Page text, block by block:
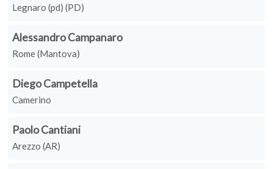
Legnaro (pd) (PD)
Alessandro Campanaro
Rome (Mantova)
Diego Campetella
Camerino
Paolo Cantiani
Arezzo (AR)